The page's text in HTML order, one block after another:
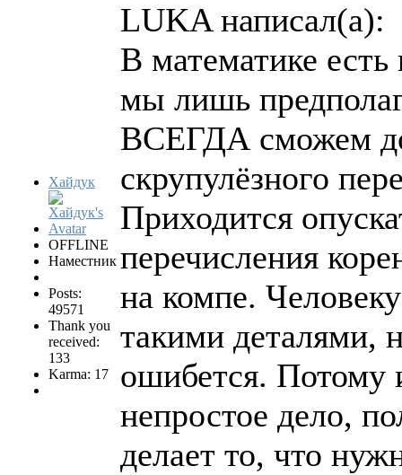
Хайдук
OFFLINE
Наместник
Posts:
49571
Thank you
received:
133
Karma: 17
LUKA написал(а):
В математике есть
мы лишь
ВСЕГДА сможем
скрупулёзного
Приходится
перечисления
на компе.
такими деталями,
ошибется. Потому
непростое дело,
делает то, что